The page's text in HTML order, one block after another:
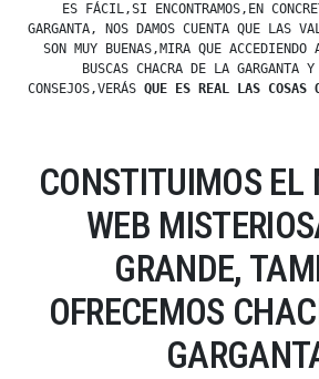
ES FÁCIL,SI ENCONTRAMOS,EN
GARGANTA, NOS DAMOS CUENTA QUE LAS
SON MUY BUENAS,MIRA QUE ACCEDIENDO
BUSCAS CHACRA DE LA GARGANTA
CONSEJOS,VERÁS QUE ES REAL LAS COSAS
CONSTITUIMOS EL
WEB
GRANDE,
OFRECEMOS